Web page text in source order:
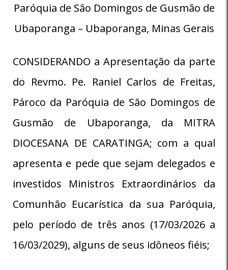
Paróquia de São Domingos de Gusmão de
Ubaporanga – Ubaporanga, Minas Gerais
CONSIDERANDO a Apresentação da parte
do Revmo. Pe. Raniel Carlos de Freitas,
Pároco da Paróquia de São Domingos de
Gusmão de Ubaporanga, da MITRA
DIOCESANA DE CARATINGA; com a qual
apresenta e pede que sejam delegados e
investidos Ministros Extraordinários da
Comunhão Eucarística da sua Paróquia,
pelo período de três anos (17/03/2026 a
16/03/2029), alguns de seus idôneos fiéis;